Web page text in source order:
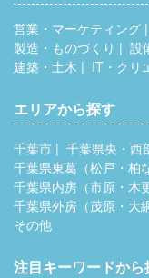
営業・マーケティング
製造・ものづくり
設
建築・土木
IT・クリ
エリアから探す
千葉市
千葉県央・西
千葉県東葛（松戸・柏
千葉県内房（市原・木
千葉県外房（茂原・大
その他
注目キーワードから